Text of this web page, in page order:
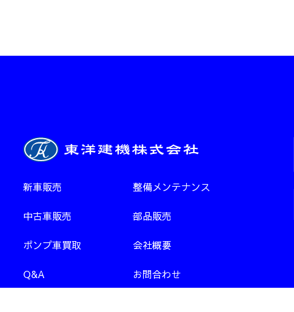
新車販売 整備メンテナンス
中古車販売 部品販売
ポンプ車買取 会社概要
Q&A お問合わせ